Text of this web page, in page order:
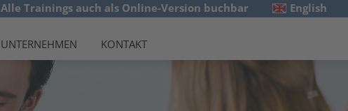
Alle Trainings auch als Online-Version buchbar English
UNTERNEHMEN KONTAKT